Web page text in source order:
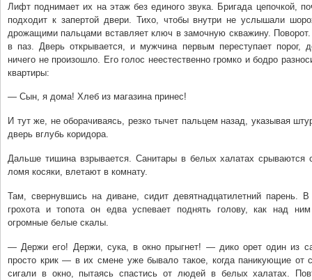
Лифт поднимает их на этаж без единого звука. Бригада цепочкой,
подходит к запертой двери. Тихо, чтобы внутри не услышали
дрожащими пальцами вставляет ключ в замочную скважину.
в паз. Дверь открывается, и мужчина первым переступает порог,
ничего не произошло. Его голос неестественно громко и бодро
квартиры:
— Сын, я дома! Хлеб из магазина принес!
И тут же, не оборачиваясь, резко тычет пальцем назад, указывая
дверь вглубь коридора.
Дальше тишина взрывается. Санитары в белых халатах срываются
ломя косяки, влетают в комнату.
Там, свернувшись на диване, сидит девятнадцатилетний парень.
грохота и топота он едва успевает поднять голову, как над
огромные белые скалы.
— Держи его! Держи, сука, в окно прыгнет! — дико орет один из
просто крик — в их смене уже бывало такое, когда паникующие от
сигали в окно, пытаясь спастись от людей в белых халатах.